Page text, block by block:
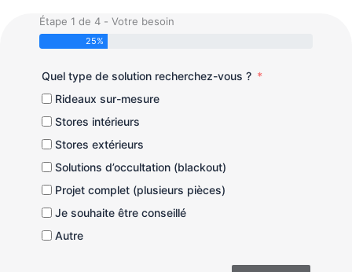
Étape 1 de 4 - Votre besoin
25%
Quel type de solution recherchez-vous ?
Rideaux sur-mesure
Stores intérieurs
Stores extérieurs
Solutions d’occultation (blackout)
Projet complet (plusieurs pièces)
Je souhaite être conseillé
Autre